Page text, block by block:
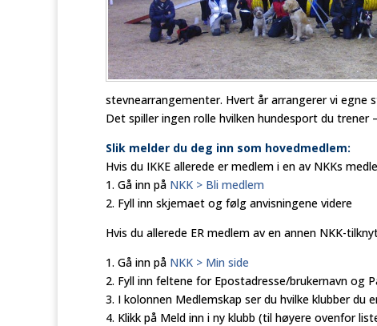
stevnearrangementer. Hvert år arrangerer vi egne
Det spiller ingen rolle hvilken hundesport du
Slik melder du deg inn som hovedmedlem:
Hvis du IKKE allerede er medlem i en av NKKs
1. Gå inn på NKK > Bli medlem
2. Fyll inn skjemaet og følg anvisningene videre
Hvis du allerede ER medlem av en annen NKK-
1. Gå inn på NKK > Min side
2. Fyll inn feltene for Epostadresse/brukernavn og
3. I kolonnen Medlemskap ser du hvilke klubber du
4. Klikk på Meld inn i ny klubb (til høyere ovenfor